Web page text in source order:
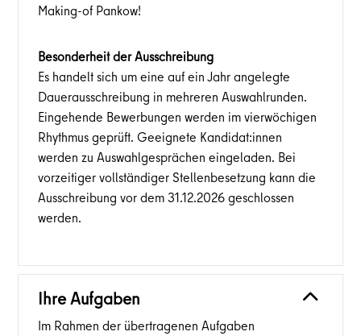
Making-of Pankow!
Besonderheit der Ausschreibung
Es handelt sich um eine auf ein Jahr angelegte
Dauerausschreibung in mehreren Auswahlrunden.
Eingehende Bewerbungen werden im vierwöchigen
Rhythmus geprüft. Geeignete Kandidat:innen
werden zu Auswahlgesprächen eingeladen. Bei
vorzeitiger vollständiger Stellenbesetzung kann die
Ausschreibung vor dem 31.12.2026 geschlossen
werden.
Ihre Aufgaben
Im Rahmen der übertragenen Aufgaben